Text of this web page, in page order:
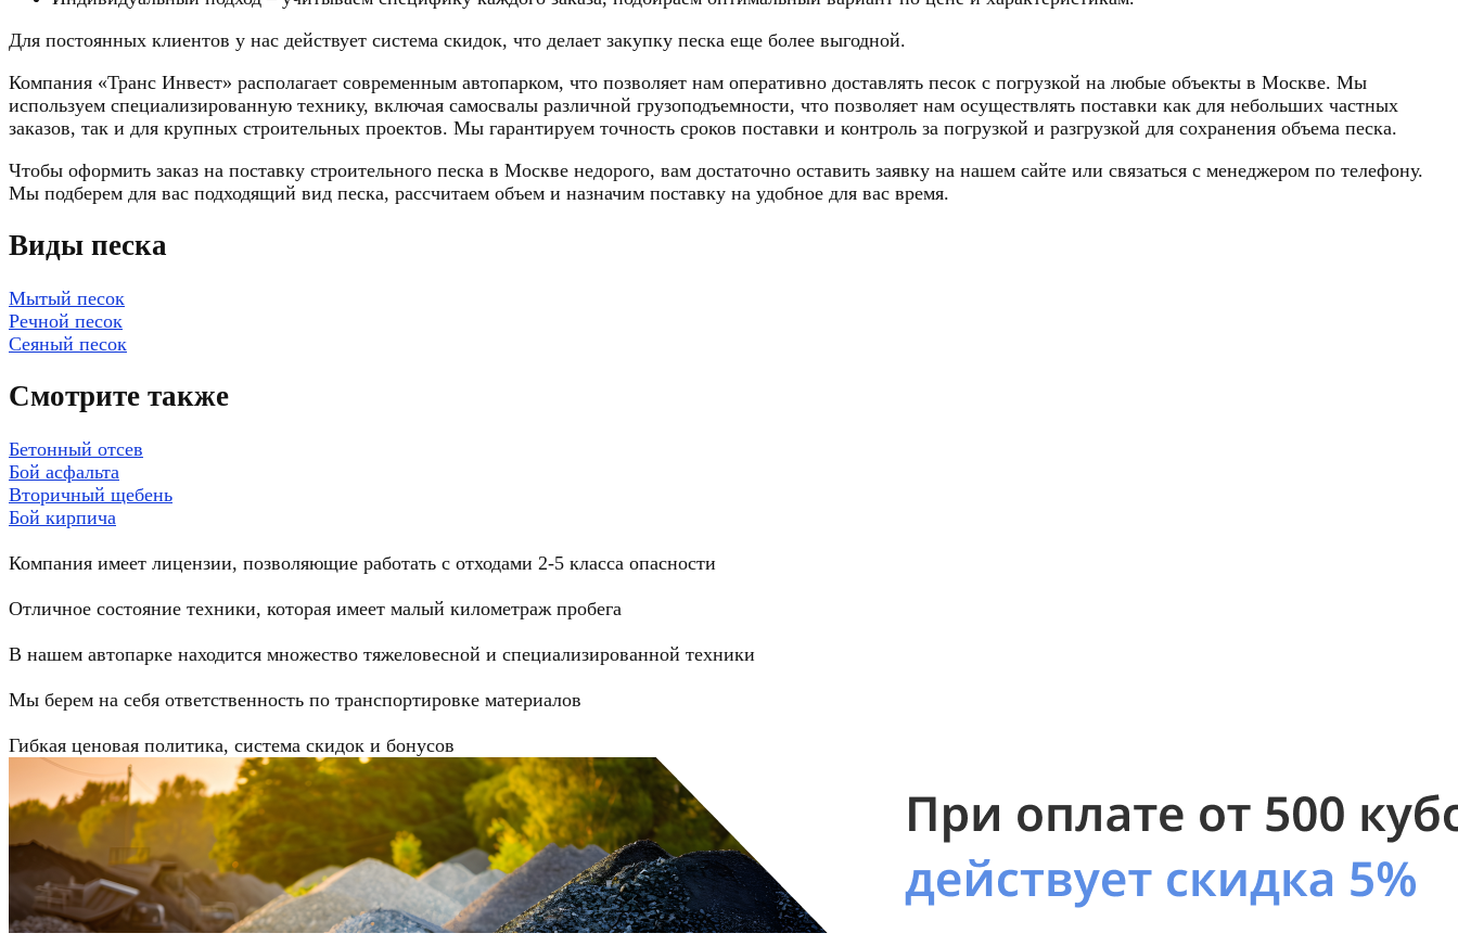
Для постоянных клиентов у нас действует система скидок, что делает закупку песка еще более выгодной.
Компания «Транс Инвест» располагает современным автопарком, что позволяет нам оперативно доставлять песок с погрузкой на любые объекты в Москве. Мы
используем специализированную технику, включая самосвалы различной грузоподъемности, что позволяет нам осуществлять поставки как для небольших частных
заказов, так и для крупных строительных проектов. Мы гарантируем точность сроков поставки и контроль за погрузкой и разгрузкой для сохранения объема песка.
Чтобы оформить заказ на поставку строительного песка в Москве недорого, вам достаточно оставить заявку на нашем сайте или связаться с менеджером по телефону.
Мы подберем для вас подходящий вид песка, рассчитаем объем и назначим поставку на удобное для вас время.
Виды песка
Мытый песок
Речной песок
Сеяный песок
Смотрите также
Бетонный отсев
Бой асфальта
Вторичный щебень
Бой кирпича
Компания имеет лицензии, позволяющие работать с отходами 2-5 класса опасности
Отличное состояние техники, которая имеет малый километраж пробега
В нашем автопарке находится множество тяжеловесной и специализированной техники
Мы берем на себя ответственность по транспортировке материалов
Гибкая ценовая политика, система скидок и бонусов